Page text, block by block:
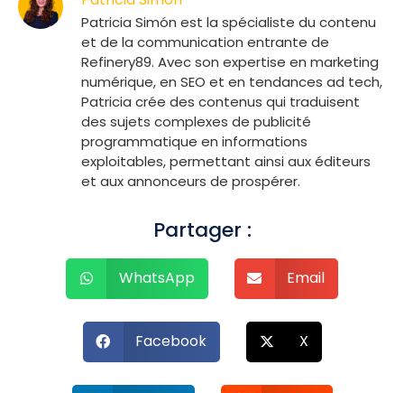
Patricia Simón est la spécialiste du contenu
et de la communication entrante de
Refinery89. Avec son expertise en marketing
numérique, en SEO et en tendances ad tech,
Patricia crée des contenus qui traduisent
des sujets complexes de publicité
programmatique en informations
exploitables, permettant ainsi aux éditeurs
et aux annonceurs de prospérer.
Partager :
WhatsApp Email
Facebook X